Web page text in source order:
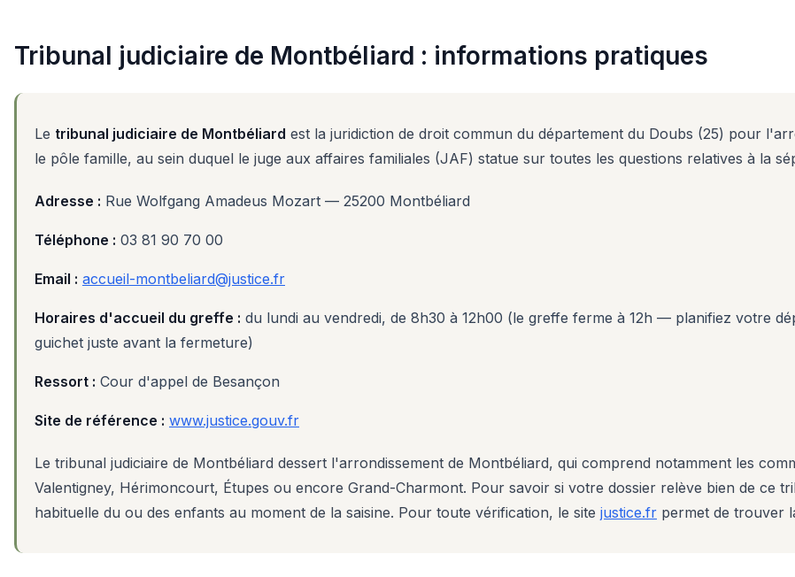
Tribunal judiciaire de Montbéliard : informations pratiques
Le tribunal judiciaire de Montbéliard est la juridiction de droit commun du département du Doubs (25) pour
le pôle famille, au sein duquel le juge aux affaires familiales (JAF) statue sur toutes les questions relatives à la
Adresse : Rue Wolfgang Amadeus Mozart — 25200 Montbéliard
Téléphone : 03 81 90 70 00
Email : accueil-montbeliard@justice.fr
Horaires d'accueil du greffe : du lundi au vendredi, de 8h30 à 12h00 (le greffe ferme à 12h — planifiez votre
guichet juste avant la fermeture)
Ressort : Cour d'appel de Besançon
Site de référence : www.justice.gouv.fr
Le tribunal judiciaire de Montbéliard dessert l'arrondissement de Montbéliard, qui comprend notamment les
Valentigney, Hérimoncourt, Étupes ou encore Grand-Charmont. Pour savoir si votre dossier relève bien de ce
habituelle du ou des enfants au moment de la saisine. Pour toute vérification, le site justice.fr permet de trouver